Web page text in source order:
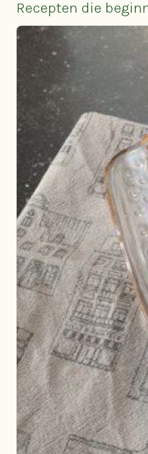
Recepten die